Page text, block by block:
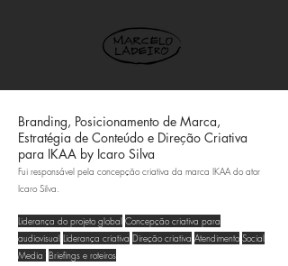
Branding, Posicionamento de Marca,
Estratégia de Conteúdo e Direção Criativa
para IKAA by Icaro Silva
Fui responsável pela concepção criativa da marca IKAA do ator
Icaro Silva.
Liderança do projeto global Concepção criativa para
audiovisual Liderança criativa Direção criativa Atendimento Social
Media Briefings e roteiros